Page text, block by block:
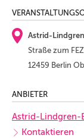
Astrid-
Straße zum
12459 Berlin
ANBIETER
Astrid-Lindgren-
Kontaktieren